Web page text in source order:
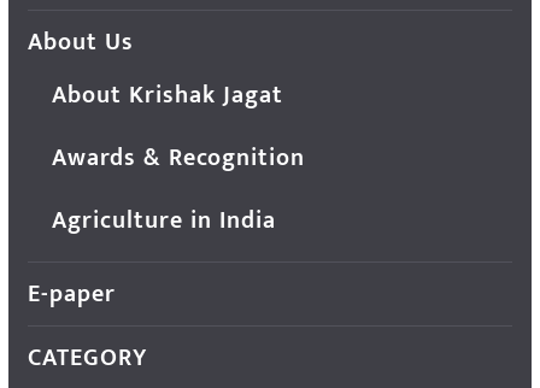
About Us
About Krishak Jagat
Awards & Recognition
Agriculture in India
E-paper
CATEGORY